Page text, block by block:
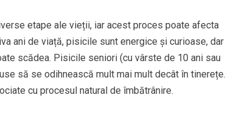
etape ale vieții, iar acest proces poate afecta
ani de viață, pisicile sunt energice și curioase, dar
scădea. Pisicile seniori (cu vârste de 10 ani sau
să se odihnească mult mai mult decât în tinerețe.
cu procesul natural de îmbătrânire.